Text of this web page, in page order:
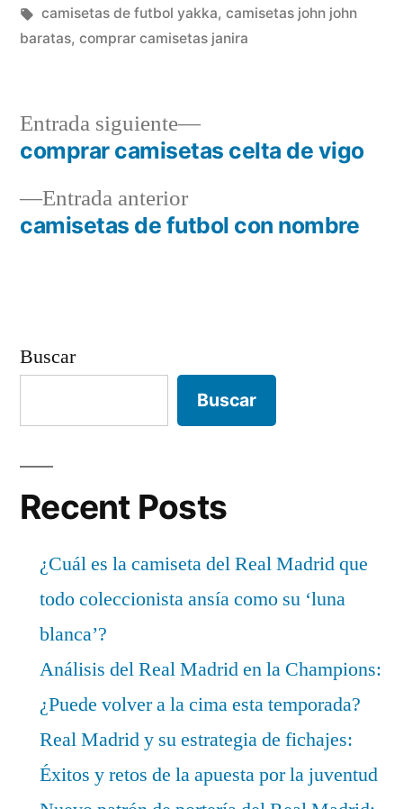
en
Etiquetas:
camisetas de futbol yakka, camisetas john john
baratas, comprar camisetas janira
Navegación
deEntrada anteriorEntrada
anterior:
camisetas de futbol con nombre
Entrada siguiente
Entrada
siguiente:
comprar camisetas celta de vigo
Buscar
Buscar
Recent Posts
¿Cuál es la camiseta del Real Madrid que
todo coleccionista ansía como su ‘luna
blanca’?
Análisis del Real Madrid en la Champions:
¿Puede volver a la cima esta temporada?
Real Madrid y su estrategia de fichajes:
Éxitos y retos de la apuesta por la juventud